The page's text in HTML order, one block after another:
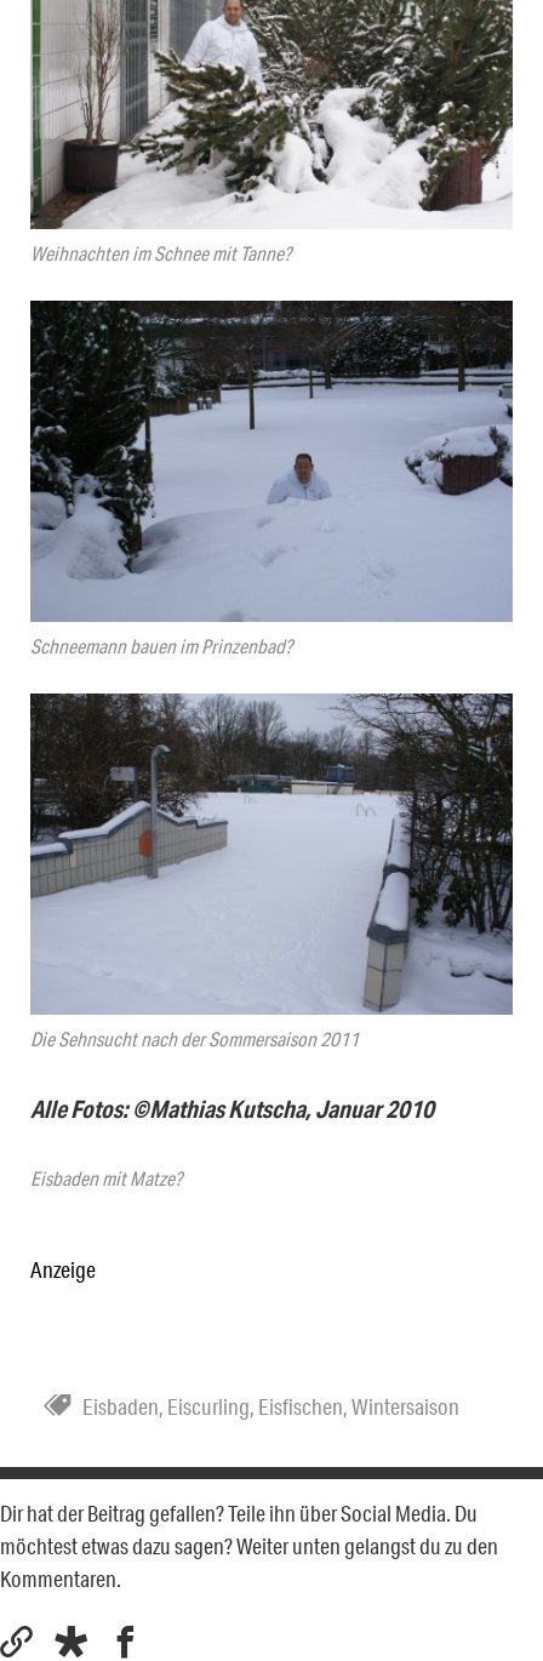
Eisbaden mit Matze?
Weihnachten im Schnee mit Tanne?
Schneemann bauen im Prinzenbad?
Die Sehnsucht nach der Sommersaison 2011
Alle Fotos: ©Mathias Kutscha, Januar 2010
Anzeige
Eisbaden, Eiscurling, Eisfischen,Wintersaison
Dir hat der Beitrag gefallen? Teile ihn über Social Media. Du
möchtest etwas dazu sagen? Weiter unten gelangst du zu den
Kommentaren.